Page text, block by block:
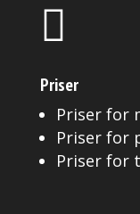

Priser
Priser for
Priser for
Priser for